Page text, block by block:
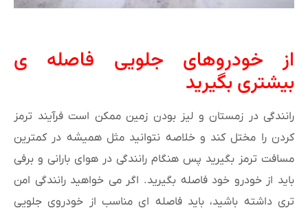
از خودروهای جلویی فاصله ی
بیشتری بگیرید
رانندگی در زمستان و لیز بودن زمین ممکن است فرآیند ترمز
کردن را مختل کند و خلاصه نتوانید مثل همیشه در کمترین
مسافت ترمز بگیرید پس هنگام رانندگی در هوای بارانی و برفی
باید از خودرو خود فاصله بگیرید. اگر می خواهید رانندگی امن
تری داشته باشید، باید فاصله ای مناسب از خودروی جلویی